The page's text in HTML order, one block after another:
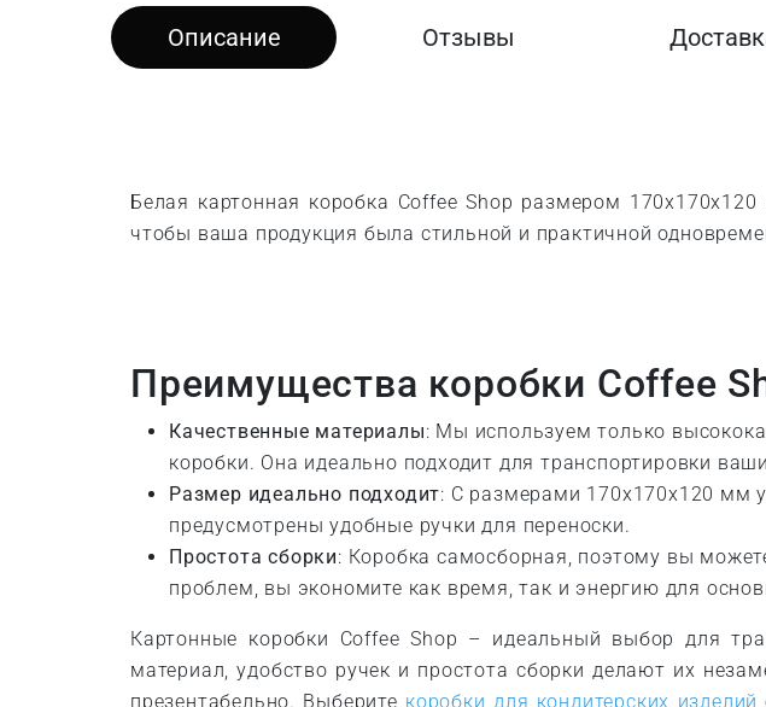
Описание Отзывы
Белая картонная коробка Coffee Shop размером
чтобы ваша продукция была стильной и практичной
Преимущества коробки Coffee
Качественные материалы: Мы используем только
коробки. Она идеально подходит для транспортировки
Размер идеально подходит: С размерами 170х170х120 мм
предусмотрены удобные ручки для переноски.
Простота сборки: Коробка самосборная, поэтому вы
проблем, вы экономите как время, так и энергию для
Картонные коробки Coffee Shop – идеальный выбор для
материал, удобство ручек и простота сборки делают их
презентабельно. Выберите коробки для кондитерских изделий